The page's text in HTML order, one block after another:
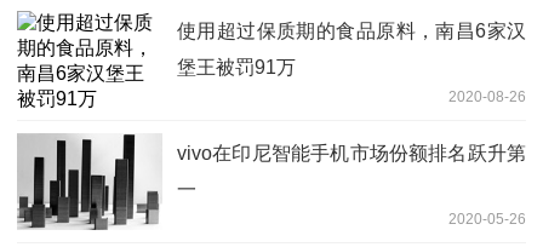
使用超过保质期的食品原料，南昌6家汉
堡王被罚91万
2020-08-26
vivo在印尼智能手机市场份额排名跃升第
一
2020-05-26